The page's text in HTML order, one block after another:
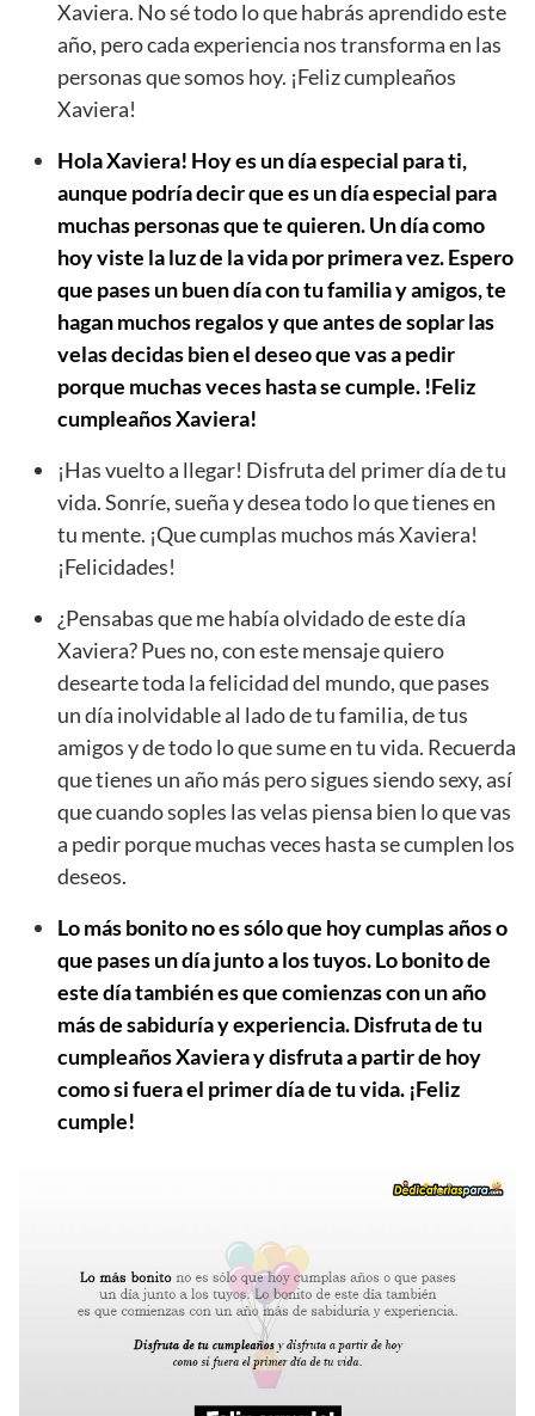
Xaviera. No sé todo lo que habrás aprendido este
año, pero cada experiencia nos transforma en las
personas que somos hoy. ¡Feliz cumpleaños
Xaviera!
Hola Xaviera! Hoy es un día especial para ti,
aunque podría decir que es un día especial para
muchas personas que te quieren. Un día como
hoy viste la luz de la vida por primera vez. Espero
que pases un buen día con tu familia y amigos, te
hagan muchos regalos y que antes de soplar las
velas decidas bien el deseo que vas a pedir
porque muchas veces hasta se cumple. !Feliz
cumpleaños Xaviera!
¡Has vuelto a llegar! Disfruta del primer día de tu
vida. Sonríe, sueña y desea todo lo que tienes en
tu mente. ¡Que cumplas muchos más Xaviera!
¡Felicidades!
¿Pensabas que me había olvidado de este día
Xaviera? Pues no, con este mensaje quiero
desearte toda la felicidad del mundo, que pases
un día inolvidable al lado de tu familia, de tus
amigos y de todo lo que sume en tu vida. Recuerda
que tienes un año más pero sigues siendo sexy, así
que cuando soples las velas piensa bien lo que vas
a pedir porque muchas veces hasta se cumplen los
deseos.
Lo más bonito no es sólo que hoy cumplas años o
que pases un día junto a los tuyos. Lo bonito de
este día también es que comienzas con un año
más de sabiduría y experiencia. Disfruta de tu
cumpleaños Xaviera y disfruta a partir de hoy
como si fuera el primer día de tu vida. ¡Feliz
cumple!